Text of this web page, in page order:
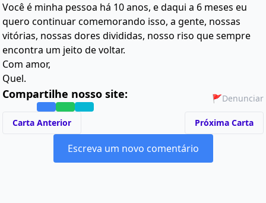
Você é minha pessoa há 10 anos, e daqui a 6 meses eu
quero continuar comemorando isso, a gente, nossas
vitórias, nossas dores divididas, nosso riso que sempre
encontra um jeito de voltar.
Com amor,
Quel.
Compartilhe nosso site: 🚩Denunciar
Carta Anterior Próxima Carta
Escreva um novo comentário